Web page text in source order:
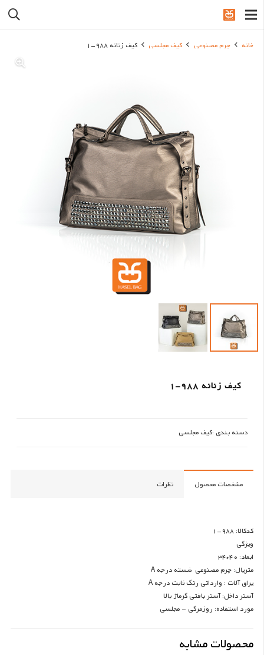
خانه چرم مصنوعی کیف مجلسی کیف زنانه 988-1
کیف زنانه 988-1
دسته بندی :کیف مجلسی
مشخصات محصول نظرات
کدکالا: 988-1
ویژگی
ابعاد: 40*34
متریال: چرم مصنوعی شسته درجه A
یراق آلات : وارداتی رنگ ثابت درجه A
آستر داخل: آستر بافتی گرماژ بالا
مورد استفاده: روزمرگی – مجلسی
محصولات مشابه